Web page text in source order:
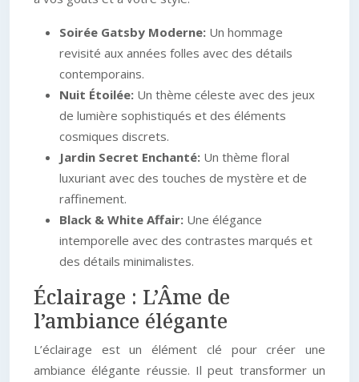
Soirée Gatsby Moderne: Un hommage
revisité aux années folles avec des détails
contemporains.
Nuit Étoilée: Un thème céleste avec des jeux
de lumière sophistiqués et des éléments
cosmiques discrets.
Jardin Secret Enchanté: Un thème floral
luxuriant avec des touches de mystère et de
raffinement.
Black & White Affair: Une élégance
intemporelle avec des contrastes marqués et
des détails minimalistes.
Éclairage : L’Âme de
l’ambiance élégante
L’éclairage est un élément clé pour créer une
ambiance élégante réussie. Il peut transformer un